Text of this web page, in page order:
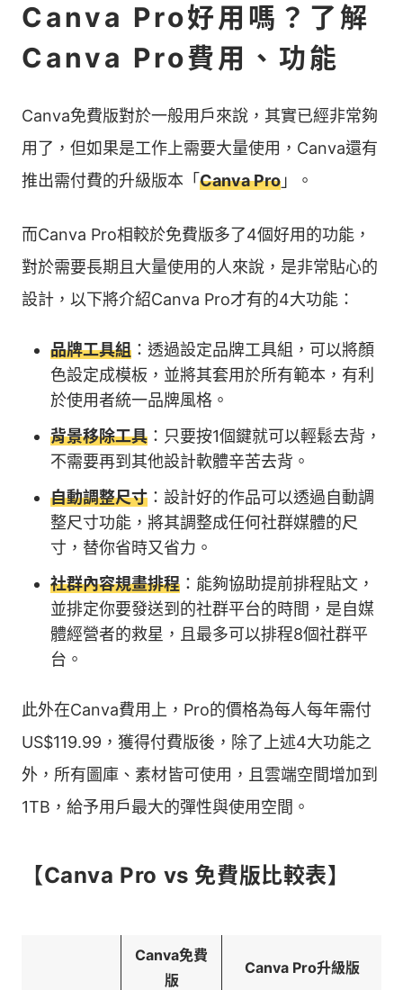
Canva Pro好用嗎？了解
Canva Pro費用、功能
Canva免費版對於一般用戶來說，其實已經非常夠
用了，但如果是工作上需要大量使用，Canva還有
推出需付費的升級版本「 Canva Pro 」。
而Canva Pro相較於免費版多了4個好用的功能，
對於需要長期且大量使用的人來說，是非常貼心的
設計，以下將介紹Canva Pro才有的4大功能：
品牌工具組 ：透過設定品牌工具組，可以將顏
色設定成模板，並將其套用於所有範本，有利
於使用者統一品牌風格。
背景移除工具 ：只要按1個鍵就可以輕鬆去背，
不需要再到其他設計軟體辛苦去背。
自動調整尺寸 ：設計好的作品可以透過自動調
整尺寸功能，將其調整成任何社群媒體的尺
寸，替你省時又省力。
社群內容規畫排程 ：能夠協助提前排程貼文，
並排定你要發送到的社群平台的時間，是自媒
體經營者的救星，且最多可以排程8個社群平
台。
此外在Canva費用上，Pro的價格為每人每年需付
US$119.99，獲得付費版後，除了上述4大功能之
外，所有圖庫、素材皆可使用，且雲端空間增加到
1TB，給予用戶最大的彈性與使用空間。
【Canva Pro vs 免費版比較表】
Canva免費
版
Canva Pro升級版